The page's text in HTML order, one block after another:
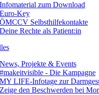
zum Download
Key
Selbsthilfekontakte
Rechte als Patient:in
Projekte & Events
- Die Kampagne
LIFE-Infotage zur
den Beschwerden bei